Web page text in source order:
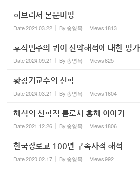
히브리서 본문비평
Date2024.03.22 By 송영목 Views 1813
후식민주의 퀴어 신약해석에 대한 평가
Date2024.09.21 By 송영목 Views625
황창기교수의 신학
Date2024.03.21 By 송영목 Views 1604
해석의 신학적 틀로서 홍해 이야기
Date2021.12.26 By 송영목 Views 1806
한국장로교 100년 구속사적 해석
Date2020.02.17 By 송영목 Views992